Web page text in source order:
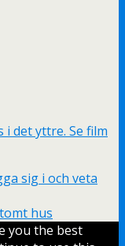
i det yttre. Se film
sig i och veta
hus
you the best